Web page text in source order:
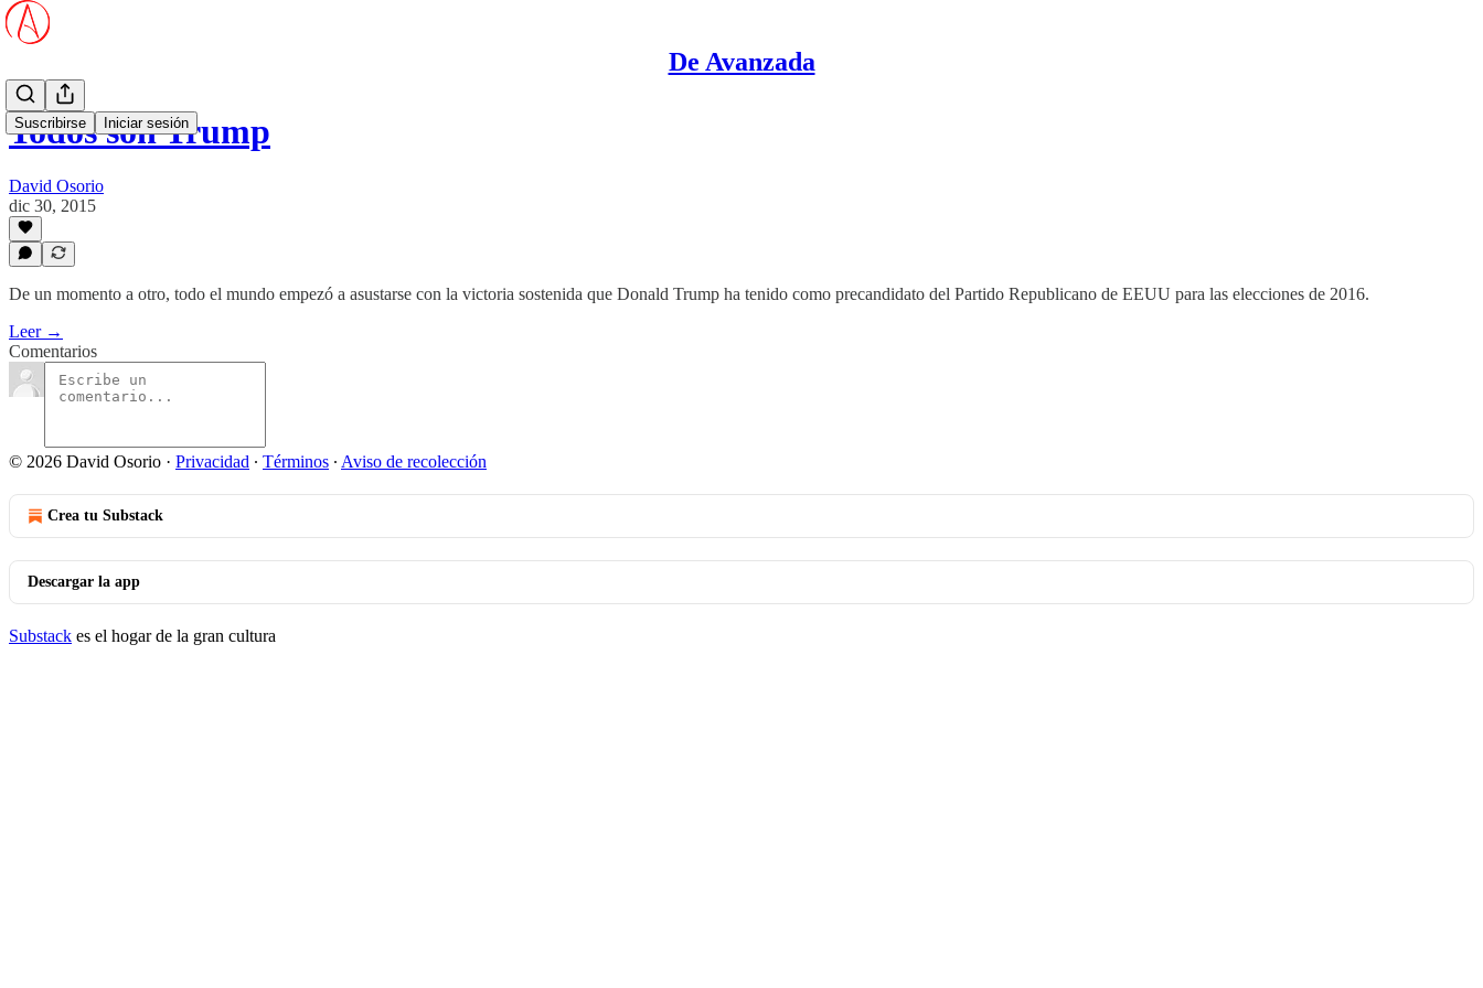
De Avanzada
Suscribirse Iniciar sesión
Todos son Trump
David Osorio
dic 30, 2015
De un momento a otro, todo el mundo empezó a asustarse con la victoria sostenida que Donald Trump ha tenido como precandidato del Partido Republicano de EEUU para las elecciones de 2016.
Leer →
Comentarios
© 2026 David Osorio · Privacidad ∙ Términos ∙ Aviso de recolección
Crea tu Substack
Descargar la app
Substack es el hogar de la gran cultura